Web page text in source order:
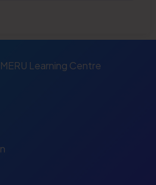
Learning Centre